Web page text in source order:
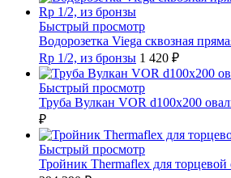
Быстрый просмотр
Водорозетка Viega сквозная
Rp 1/2, из бронзы 1 420 ₽
Быстрый просмотр
Труба Вулкан VOR d100x200
₽
Быстрый просмотр
Тройник Thermaflex для